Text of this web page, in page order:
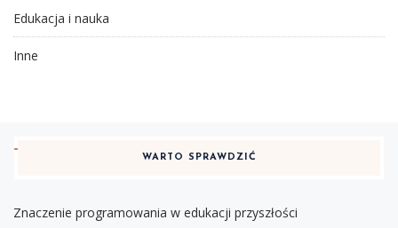
Edukacja i nauka
Inne
WARTO SPRAWDZIĆ
Znaczenie programowania w edukacji przyszłości